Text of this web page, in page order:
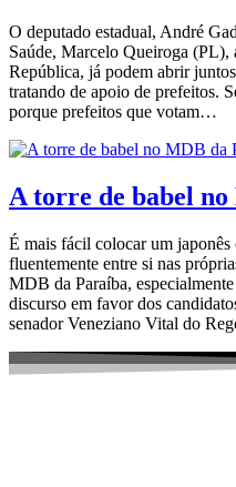
O deputado estadual, André
Saúde, Marcelo Queiroga (PL),
República, já podem abrir
tratando de apoio de prefeitos.
porque prefeitos que votam…
A torre de babel
É mais fácil colocar um
fluentemente entre si nas
MDB da Paraíba,
discurso em favor dos
senador Veneziano Vital do